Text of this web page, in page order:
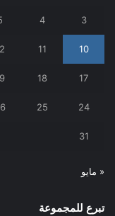
3
4
10
11
17
18
24
25
31
« مايو
تبرع للمجموعة